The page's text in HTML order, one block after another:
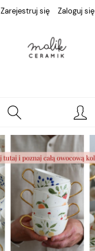
Zarejestruj się Zaloguj się